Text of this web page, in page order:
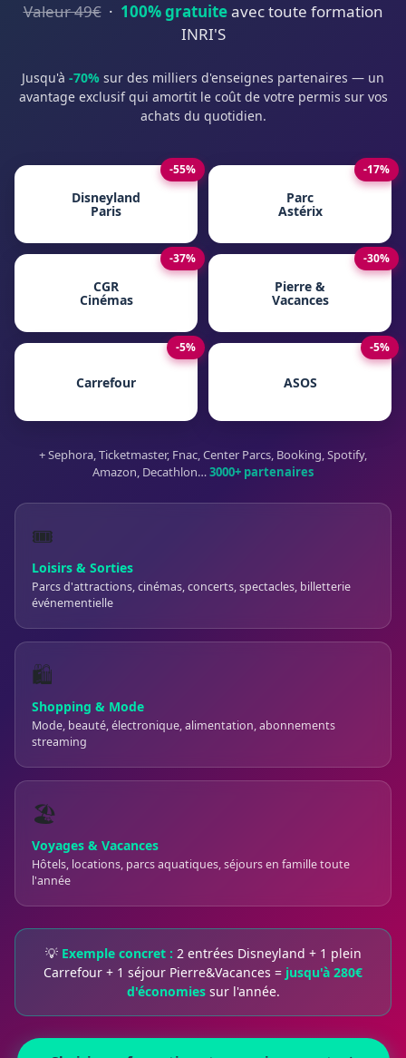
Valeur 49€· 100% gratuiteavec toute formation
INRI'S
Jusqu'à -70% sur des milliers d'enseignes partenaires — un
avantage exclusif qui amortit le coût de votre permis sur vos
achats du quotidien.
-55%
Disneyland
Paris
-17%
Parc
Astérix
-37%
CGR
Cinémas
-30%
Pierre &
Vacances
-5%
Carrefour
-5%
ASOS
+ Sephora, Ticketmaster, Fnac, Center Parcs, Booking, Spotify,
Amazon, Decathlon…3000+ partenaires
🎟️
Loisirs & Sorties
Parcs d'attractions, cinémas, concerts, spectacles, billetterie
événementielle
🛍️
Shopping & Mode
Mode, beauté, électronique, alimentation, abonnements
streaming
🏖️
Voyages & Vacances
Hôtels, locations, parcs aquatiques, séjours en famille toute
l'année
💡 Exemple concret : 2 entrées Disneyland + 1 plein
Carrefour + 1 séjour Pierre&Vacances = jusqu'à 280€
d'économiessur l'année.